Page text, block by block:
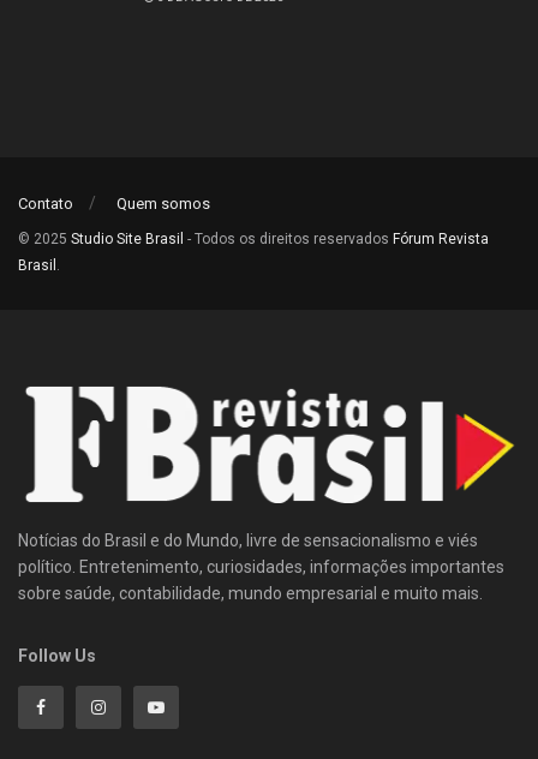
Contato Quem somos
© 2025 Studio Site Brasil - Todos os direitos reservados Fórum Revista
Brasil .
Notícias do Brasil e do Mundo, livre de sensacionalismo e viés
político. Entretenimento, curiosidades, informações importantes
sobre saúde, contabilidade, mundo empresarial e muito mais.
Follow Us